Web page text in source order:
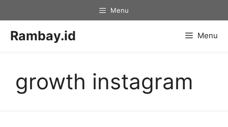
to
content
Menu
Rambay.id Menu
growth instagram